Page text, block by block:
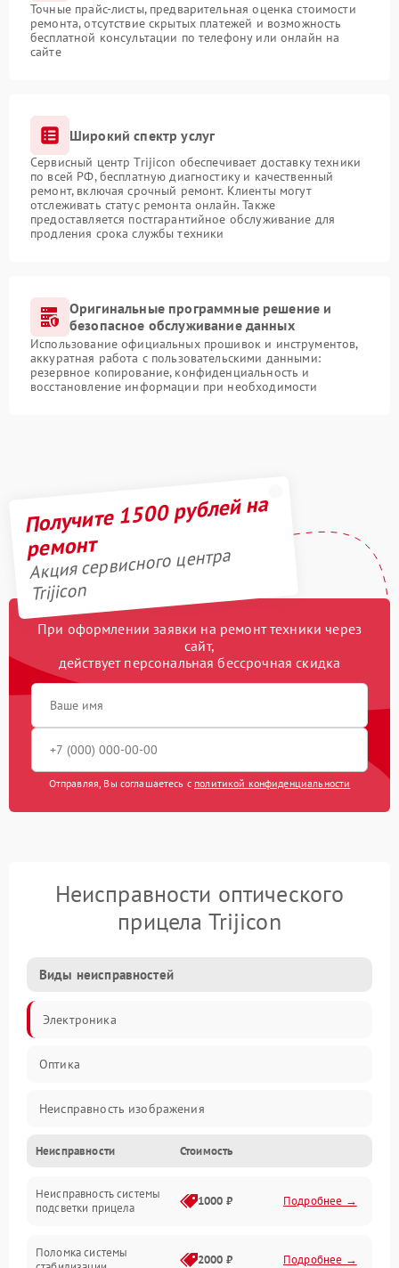
Точные прайс-листы, предварительная оценка стоимости
ремонта, отсутствие скрытых платежей и возможность
бесплатной консультации по телефону или онлайн на
сайте
Широкий спектр услуг
Сервисный центр Trijicon обеспечивает доставку техники
по всей РФ, бесплатную диагностику и качественный
ремонт, включая срочный ремонт. Клиенты могут
отслеживать статус ремонта онлайн. Также
предоставляется постгарантийное обслуживание для
продления срока службы техники
Оригинальные программные решение и
безопасное обслуживание данных
Использование официальных прошивок и инструментов,
аккуратная работа с пользовательскими данными:
резервное копирование, конфиденциальность и
восстановление информации при необходимости
Получите 1500 рублей на
ремонт
Акция сервисного центра
Trijicon
При оформлении заявки на ремонт техники через
сайт,
действует персональная бессрочная скидка
Отправляя, Вы соглашаетесь с политикой конфиденциальности
Неисправности оптического
прицела Trijicon
Виды неисправностей
Электроника
Оптика
Неисправность изображения
Механические повреждения
Неисправность фокусировки и оптики
Неисправности Стоимость
Неисправность системы
подсветки прицела
1000 ₽ Подробнее →
Поломка системы
2000 ₽ Подробнее →